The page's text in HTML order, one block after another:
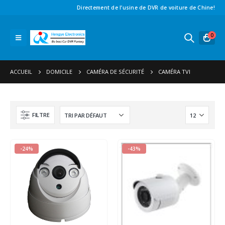
Directement de l’usine de DVR de voiture de Chine!
0
ACCUEIL DOMICILE CAMÉRA DE SÉCURITÉ CAMÉRA TVI
FILTRE
-24% -43%